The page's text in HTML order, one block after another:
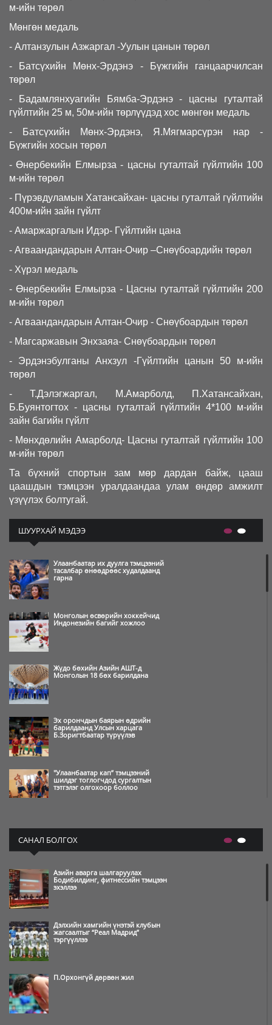
м-ийн төрөл
Мөнгөн медаль
- Алтанзулын Азжаргал -Уулын цанын төрөл
- Батсүхийн Мөнх-Эрдэнэ - Бүжгийн ганцаарчилсан
төрөл
- Бадамлянхуагийн Бямба-Эрдэнэ - цасны гуталтай
гүйлтийн 25 м, 50м-ийн төрлүүдэд хос мөнгөн медаль
- Батсүхийн Мөнх-Эрдэнэ, Я.Мягмарсүрэн нар -
Бүжгийн хосын төрөл
- Өнербекийн Елмырза - цасны гуталтай гүйлтийн 100
м-ийн төрөл
- Пүрэвдуламын Хатансайхан- цасны гуталтай гүйлтийн
400м-ийн зайн гүйлт
- Амаржаргалын Идэр- Гүйлтийн цана
- Агваандандарын Алтан-Очир –Снөүбоардийн төрөл
- Хүрэл медаль
- Өнербекийн Елмырза - Цасны гуталтай гүйлтийн 200
м-ийн төрөл
- Агваандандарын Алтан-Очир - Снөүбоардын төрөл
- Магсаржавын Энхзаяа- Снөүбоардын төрөл
- Эрдэнэбулганы Анхзул -Гүйлтийн цанын 50 м-ийн
төрөл
- Т.Дэлэгжаргал, М.Амарболд, П.Хатансайхан,
Б.Буянтогтох - цасны гуталтай гүйлтийн 4*100 м-ийн
зайн багийн гүйлт
- Мөнхдөлийн Амарболд- Цасны гуталтай гүйлтийн 100
м-ийн төрөл
Та бүхний спортын зам мөр дардан байж, цааш
цаашдын тэмцээн уралдаандаа улам өндөр амжилт
үзүүлэх болтугай.
ШУУРХАЙ МЭДЭЭ
Улаанбаатар их дуулга тэмцээний
тасалбар өнөөдрөөс худалдаанд
гарна
Монголын өсвөрийн хоккейчид
Индонезийн багийг хожлоо
Жүдо бөхийн Азийн АШТ-д
Монголын 18 бөх барилдана
Эх орончдын баярын өдрийн
барилдаанд Улсын харцага
Б.Зоригтбаатар түрүүлэв
"Улаанбаатар кап” тэмцээний
шилдэг тоглогчдод сургалтын
тэтгэлэг олгохоор боллоо
өндөрлөлөө
Өвлийн олимпын нээлт бямба
гарагийн шөнө болно
Монгол Улсын баг Heyball-ын
багийн дэлхийн цомд түрүүлжээ
Пауэрлифтингийн нэгдсэн
САНАЛ БОЛГОХ
Азийн аварга шалгаруулах
Бодибилдинг, фитнессийн тэмцээн
эхэллээ
Дэлхийн хамгийн үнэтэй клубын
жагсаалтыг “Реал Мадрид”
тэргүүллээ
П.Орхонгүй дөрвөн жил